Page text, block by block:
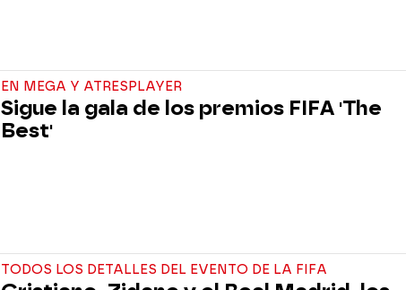
EN MEGA Y ATRESPLAYER
Sigue la gala de los premios FIFA 'The
Best'
TODOS LOS DETALLES DEL EVENTO DE LA FIFA